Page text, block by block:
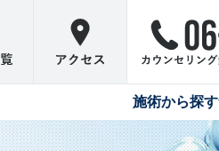
施術から探す